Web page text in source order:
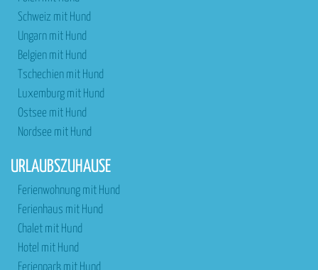
Schweiz mit Hund
Ungarn mit Hund
Belgien mit Hund
Tschechien mit Hund
Luxemburg mit Hund
Ostsee mit Hund
Nordsee mit Hund
URLAUBSZUHAUSE
Ferienwohnung mit Hund
Ferienhaus mit Hund
Chalet mit Hund
Hotel mit Hund